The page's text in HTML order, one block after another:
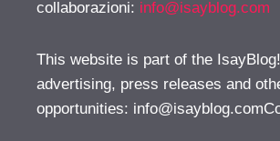
collaborazioni: info@isayblog.com
This website is part of the
advertising, press releases and
opportunities: